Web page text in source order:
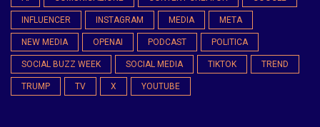
INFLUENCER INSTAGRAM MEDIA META
NEW MEDIA OPENAI PODCAST POLITICA
SOCIAL BUZZ WEEK SOCIAL MEDIA TIKTOK TREND
TRUMP TV X YOUTUBE